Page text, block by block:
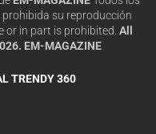
su reproducción
or in part is prohibited. All
EM-MAGAZINE
TRENDY 360